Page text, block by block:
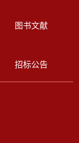
图书文献
招标公告